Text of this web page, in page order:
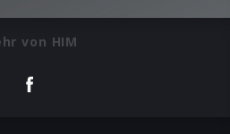
von HIM